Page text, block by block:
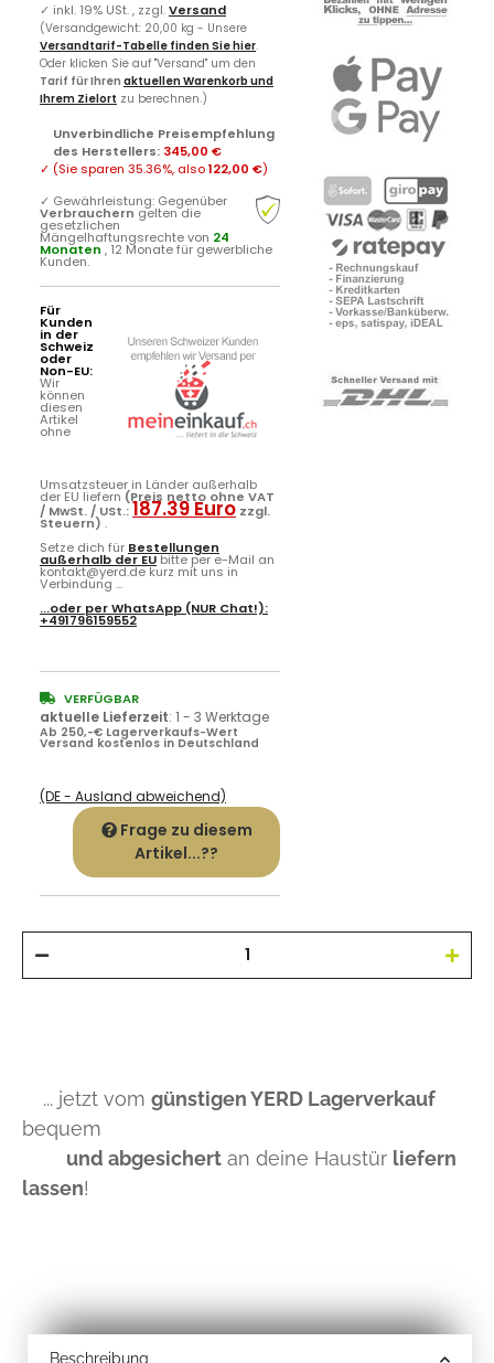
✓ inkl. 19% USt. , zzgl.Versand
(Versandgewicht: 20,00 kg - Unsere
Versandtarif-Tabelle finden Sie hier.
Oder klicken Sie auf "Versand" um den
Tarif für Ihren aktuellen Warenkorb und
Ihrem Zielort zu berechnen.)
Unverbindliche Preisempfehlung
des Herstellers: 345,00 €
✓ (Sie sparen 35.36%, also122,00 €)
✓ Gewährleistung: Gegenüber
Verbrauchern gelten die
gesetzlichen
Mängelhaftungsrechte von 24
Monaten , 12 Monate für gewerbliche
Kunden.
Für
Kunden
in der
Schweiz
oder
Non-EU:
Wir
können
diesen
Artikel
ohne
Umsatzsteuer in Länder außerhalb
der EU liefern (Preis netto ohne VAT
/ MwSt. / USt.:187.39 Euro zzgl.
Steuern) .
Setze dich für Bestellungen
außerhalb der EUbitte per e-Mail an
kontakt@yerd.de kurz mit uns in
Verbindung ...
...oder perWhatsApp (NUR Chat!):
+491796159552
VERFÜGBAR
aktuelle Lieferzeit: 1 - 3 Werktage
Ab 250,-€ Lagerverkaufs-Wert
Versand kostenlos in Deutschland
(DE - Ausland abweichend)
Frage zu diesem
Artikel...??
... jetzt vom günstigen YERD Lagerverkauf
bequem
und abgesichert an deine Haustür liefern
lassen!
Beschreibung